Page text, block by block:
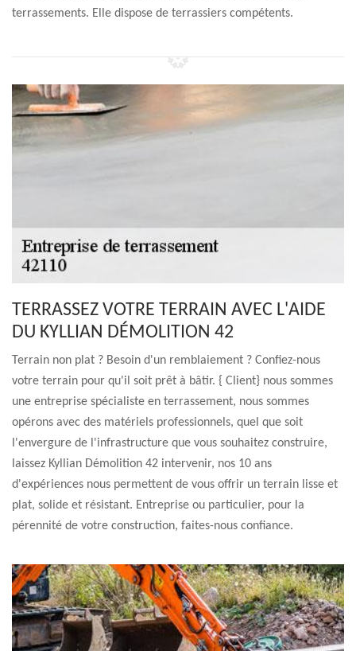
terrassements. Elle dispose de terrassiers compétents.
TERRASSEZ VOTRE TERRAIN AVEC L'AIDE
DU KYLLIAN DÉMOLITION 42
Terrain non plat ? Besoin d'un remblaiement ? Confiez-nous
votre terrain pour qu'il soit prêt à bâtir. { Client} nous sommes
une entreprise spécialiste en terrassement, nous sommes
opérons avec des matériels professionnels, quel que soit
l'envergure de l'infrastructure que vous souhaitez construire,
laissez Kyllian Démolition 42 intervenir, nos 10 ans
d'expériences nous permettent de vous offrir un terrain lisse et
plat, solide et résistant. Entreprise ou particulier, pour la
pérennité de votre construction, faites-nous confiance.